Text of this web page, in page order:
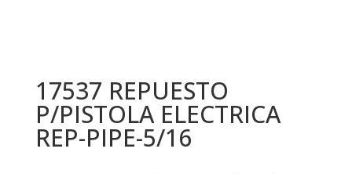
17537 REPUESTO
P/PISTOLA ELECTRICA
REP-PIPE-5/16